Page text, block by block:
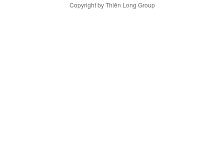
Copyright by Thiên Long Group